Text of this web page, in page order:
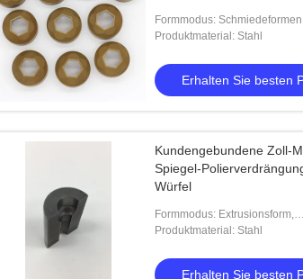
Formmodus: Schmiedeformen
Produktmaterial: Stahl
Erhalten Sie besten
Kundengebundene Zoll-
Spiegel-
Würfel
Formmodus: Extrusionsform,
Extrusionsform
Produktmaterial: Stahl
Erhalten Sie besten